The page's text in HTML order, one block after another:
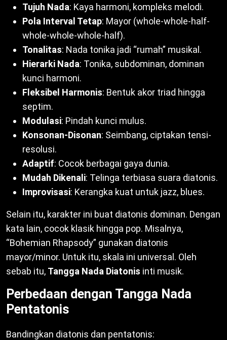
Tujuh Nada: Kaya harmoni, kompleks melodi.
Pola Interval Tetap: Mayor (whole-whole-half-
whole-whole-whole-half).
Tonalitas: Nada tonika jadi “rumah” musikal.
Hierarki Nada: Tonika, subdominan, dominan
kunci harmoni.
Fleksibel Harmonis: Bentuk akor triad hingga
septim.
Modulasi: Pindah kunci mulus.
Konsonan-Disonan: Seimbang, ciptakan tensi-
resolusi.
Adaptif: Cocok berbagai gaya dunia.
Mudah Dikenali: Telinga terbiasa suara diatonis.
Improvisasi: Kerangka kuat untuk jazz, blues.
Selain itu, karakter ini buat diatonis dominan. Dengan
kata lain, cocok klasik hingga pop. Misalnya,
“Bohemian Rhapsody” gunakan diatonis
mayor/minor. Untuk itu, skala ini universal. Oleh
sebab itu, Tangga Nada Diatonis inti musik.
Perbedaan dengan Tangga Nada
Pentatonis
Bandingkan diatonis dan pentatonis: